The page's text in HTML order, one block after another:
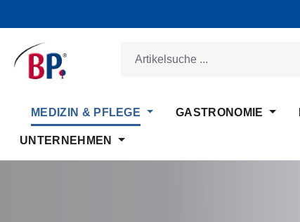
MEDIZIN & PFLEGE GASTRONOMIE
UNTERNEHMEN